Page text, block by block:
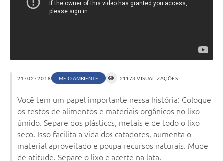
21/02/2018 MEIO AMBIENTE 21173 VISUALIZAÇÕES
Você tem um papel importante nessa história: Coloque
os restos de alimentos e materiais orgânicos no lixo
úmido. Separe dos plásticos, metais e de todo o lixo
seco. Isso facilita a vida dos catadores, aumenta o
material aproveitado e poupa recursos naturais. Mude
de atitude. Separe o lixo e acerte na lata.